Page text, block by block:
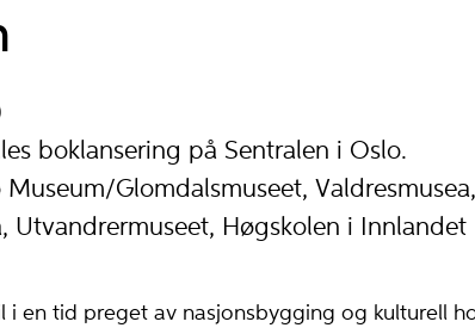
boklansering på Sentralen i Oslo.
Glomdalsmuseet, Valdresmusea,
Utvandrermuseet, Høgskolen i Innlandet
i en tid preget av nasjonsbygging og kulturell